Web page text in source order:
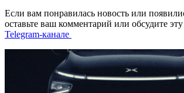
Если вам понравилась новость или
оставьте ваш комментарий или обсудите
Telegram-канале